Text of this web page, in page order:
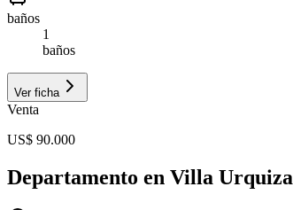
baños
1
baños
Ver ficha
Venta
US$ 90.000
Departamento en Villa Urquiza